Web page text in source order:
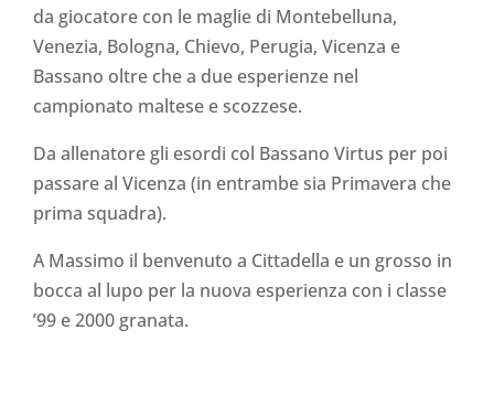
da giocatore con le maglie di Montebelluna,
Venezia, Bologna, Chievo, Perugia, Vicenza e
Bassano oltre che a due esperienze nel
campionato maltese e scozzese.
Da allenatore gli esordi col Bassano Virtus per poi
passare al Vicenza (in entrambe sia Primavera che
prima squadra).
A Massimo il benvenuto a Cittadella e un grosso in
bocca al lupo per la nuova esperienza con i classe
’99 e 2000 granata.